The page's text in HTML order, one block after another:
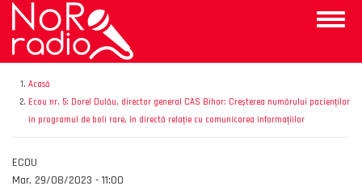
Mergi
conţinutul
principal
Toggle
Acasă
Ecou nr. 5: Dorel Dulău, director general CAS Bihor: Creșterea numărului pacienților
în programul de boli rare, în directă relație cu comunicarea informațiilor
Emisiunea
ECOU
Data
Mar, 29/08/2023 - 11:00